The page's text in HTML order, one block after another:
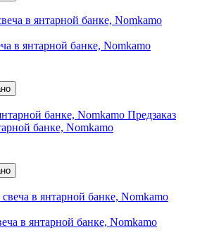
в янтарной банке, Nomkamo
Предзаказ
банке, Nomkamo
в янтарной банке, Nomkamo